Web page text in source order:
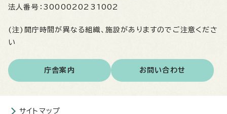
法人番号： 3000020231002
(注)開庁時間が異なる組織、施設がありますのでご注意くださ
い
庁舎案内 お問い合わせ
サイトマップ